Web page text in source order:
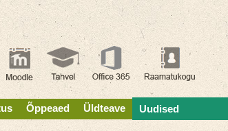
Õppeaed Üldteave Uudised